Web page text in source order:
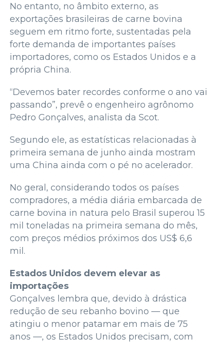
No entanto, no âmbito externo, as
exportações brasileiras de carne bovina
seguem em ritmo forte, sustentadas pela
forte demanda de importantes países
importadores, como os Estados Unidos e a
própria China.
“Devemos bater recordes conforme o ano vai
passando”, prevê o engenheiro agrônomo
Pedro Gonçalves, analista da Scot.
Segundo ele, as estatísticas relacionadas à
primeira semana de junho ainda mostram
uma China ainda com o pé no acelerador.
No geral, considerando todos os países
compradores, a média diária embarcada de
carne bovina in natura pelo Brasil superou 15
mil toneladas na primeira semana do mês,
com preços médios próximos dos US$ 6,6
mil.
Estados Unidos devem elevar as
importações
Gonçalves lembra que, devido à drástica
redução de seu rebanho bovino — que
atingiu o menor patamar em mais de 75
anos —, os Estados Unidos precisam, com